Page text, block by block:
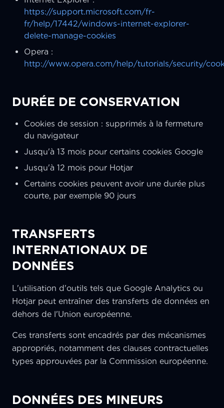
https://support.microsoft.com/fr-
fr/help/17442/windows-internet-explorer-
delete-manage-cookies
Opera :
http://www.opera.com/help/tutorials/security/
DURÉE DE CONSERVATION
Cookies de session : supprimés à la fermeture
du navigateur
Jusqu'à 13 mois pour certains cookies Google
Jusqu'à 12 mois pour Hotjar
Certains cookies peuvent avoir une durée plus
courte, par exemple 90 jours
TRANSFERTS
INTERNATIONAUX DE
DONNÉES
L'utilisation d'outils tels que Google Analytics ou
Hotjar peut entraîner des transferts de données en
dehors de l'Union européenne.
Ces transferts sont encadrés par des mécanismes
appropriés, notamment des clauses contractuelles
types approuvées par la Commission européenne.
DONNÉES DES MINEURS